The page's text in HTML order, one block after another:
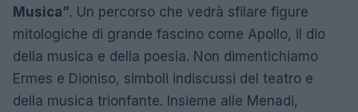
Musica”. Un percorso che vedrà sfilare figure
mitologiche di grande fascino come Apollo, il dio
della musica e della poesia. Non dimentichiamo
Ermes e Dioniso, simboli indiscussi del teatro e
della musica trionfante. Insieme alle Menadi,